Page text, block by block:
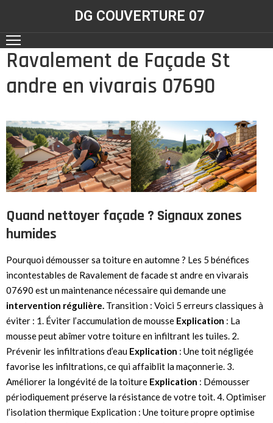
DG COUVERTURE 07
ACCUEIL
NOS
RÉALISATIONS
CONTACT
NOS
SERVICES
Ravalement de Façade St
andre en vivarais 07690
Quand nettoyer façade ? Signaux zones
humides
Pourquoi démousser sa toiture en automne ? Les 5 bénéfices
incontestables de Ravalement de facade st andre en vivarais
07690 est un maintenance nécessaire qui demande une
intervention régulière. Transition : Voici 5 erreurs classiques à
éviter : 1. Éviter l’accumulation de mousse Explication : La
mousse peut abîmer votre toiture en infiltrant les tuiles. 2.
Prévenir les infiltrations d’eau Explication : Une toit négligée
favorise les infiltrations, ce qui affaiblit la maçonnerie. 3.
Améliorer la longévité de la toiture Explication : Démousser
périodiquement préserve la résistance de votre toit. 4. Optimiser
l’isolation thermique Explication : Une toiture propre optimise